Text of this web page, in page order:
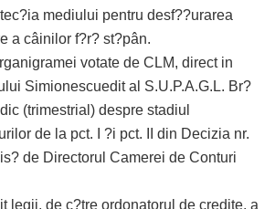
mediului pentru desf??urarea
a câinilor f?r? st?pân.
votate de CLM, direct in
Simionescuedit al S.U.P.A.G.L. Br?
(trimestrial) despre stadiul
de la pct. I ?i pct. II din Decizia nr.
de Directorul Camerei de Conturi
legii, de c?tre ordonatorul de credite, a